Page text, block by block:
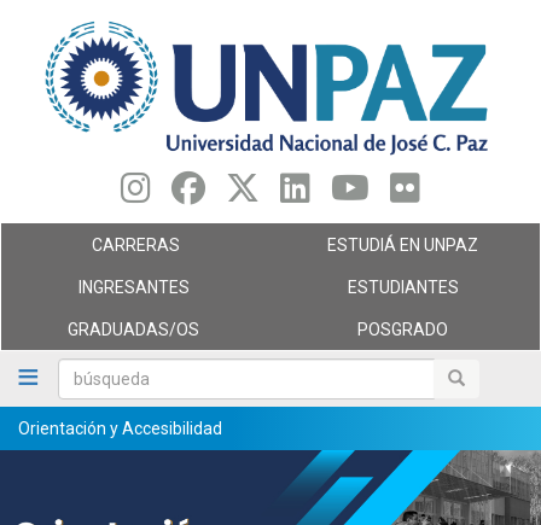
contenido
principal
búsqueda búsqueda
CARRERAS ESTUDIÁ EN UNPAZ
INGRESANTES ESTUDIANTES
GRADUADAS/OS POSGRADO
Orientación y Accesibilidad